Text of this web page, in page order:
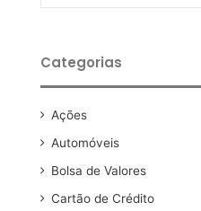
Categorias
Ações
Automóveis
Bolsa de Valores
Cartão de Crédito